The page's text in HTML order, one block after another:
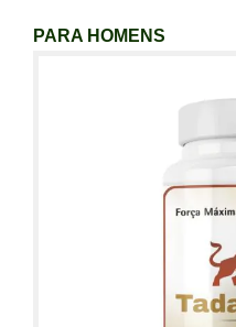
PARA HOMENS